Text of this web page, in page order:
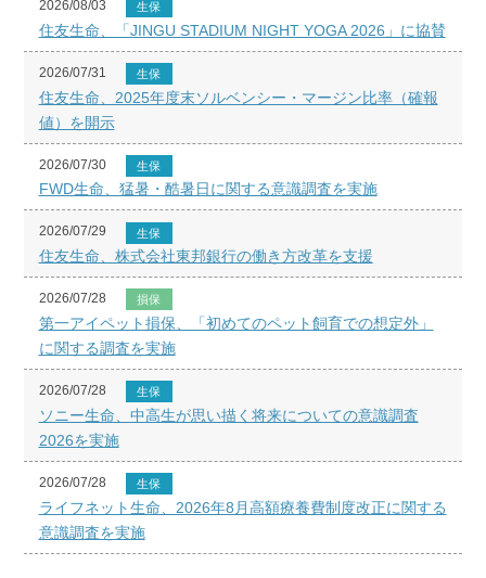
2026/08/03 生保
住友生命、「JINGU STADIUM NIGHT YOGA 2026」に協賛
2026/07/31 生保
住友生命、2025年度末ソルベンシー・マージン比率（確報
値）を開示
2026/07/30 生保
FWD生命、猛暑・酷暑日に関する意識調査を実施
2026/07/29 生保
住友生命、株式会社東邦銀行の働き方改革を支援
2026/07/28 損保
第一アイペット損保、「初めてのペット飼育での想定外」
に関する調査を実施
2026/07/28 生保
ソニー生命、中高生が思い描く将来についての意識調査
2026を実施
2026/07/28 生保
ライフネット生命、2026年8月高額療養費制度改正に関する
意識調査を実施